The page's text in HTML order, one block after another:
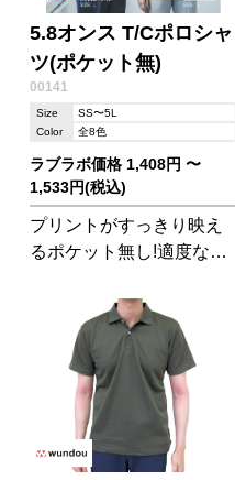
5.8オンス T/Cポロシャ
ツ(ポケット無)
00141
Size
SS〜5L
Color
全8色
ラブラボ価格 1,408円 〜
1,533円(税込)
プリントがすっきり映え
るポケット無し!適度な厚
ヘビーユースされる方に
おすすめ!シンプルイズベ
スト。